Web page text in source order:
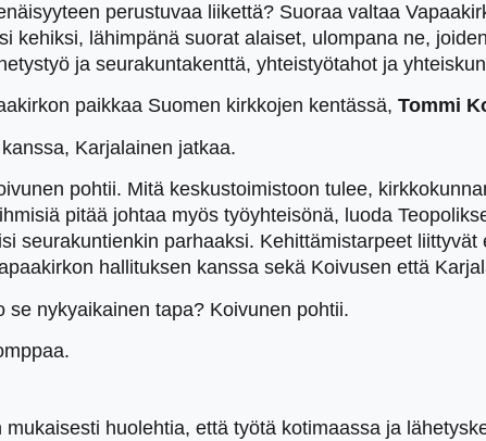
perustuvaa liikettä? Suoraa valtaa
lähimpänä suorat alaiset, ulompana ne,
ja seurakuntakenttä, yhteistyötahot ja
paikkaa Suomen kirkkojen kentässä, Tommi
Karjalainen jatkaa.
pohtii. Mitä keskustoimistoon tulee,
pitää johtaa myös työyhteisönä, luoda
seurakuntienkin parhaaksi. Kehittämistarpeet
hallituksen kanssa sekä Koivusen että
nykyaikainen tapa? Koivunen pohtii.
huolehtia, että työtä kotimaassa ja